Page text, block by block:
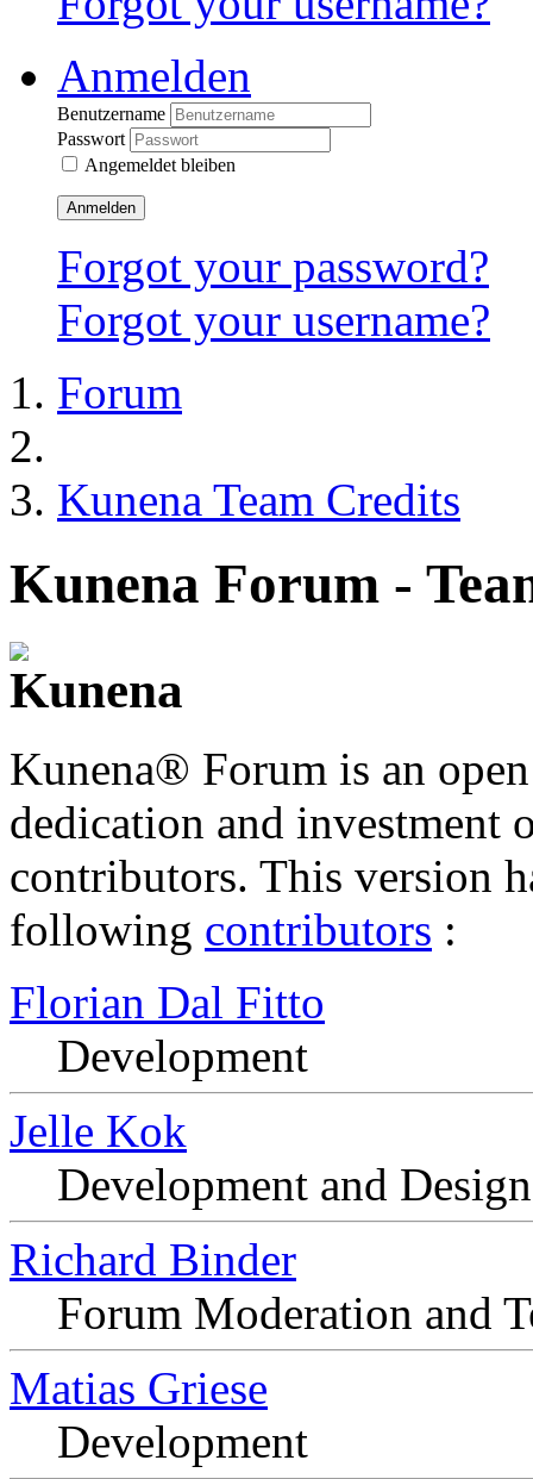
Anmelden
Benutzername
Passwort
Angemeldet bleiben
Anmelden
Forgot your password?
Forgot your username?
Forum
Kunena Team Credits
Kunena Forum -
Kunena® Forum is an
dedication and investment
contributors. This version
following contributors :
Florian Dal Fitto
Development
Jelle Kok
Development and Design
Richard Binder
Forum Moderation and
Matias Griese
Development